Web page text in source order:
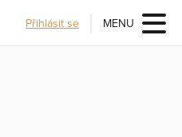
Přihlásit se MENU